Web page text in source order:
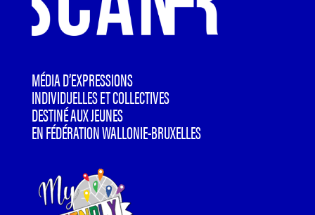
MÉDIA D’EXPRESSIONS
INDIVIDUELLES ET COLLECTIVES
DESTINÉ AUX JEUNES
EN FÉDÉRATION WALLONIE-BRUXELLES